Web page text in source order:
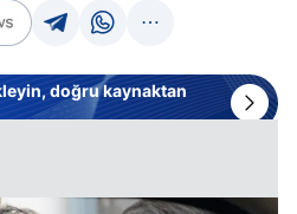
doğru kaynaktan